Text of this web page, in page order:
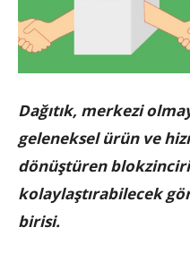
Dağıtık, merkezi
geleneksel ürün ve
dönüştüren blokzinciri
kolaylaştırabilecek
birisi.